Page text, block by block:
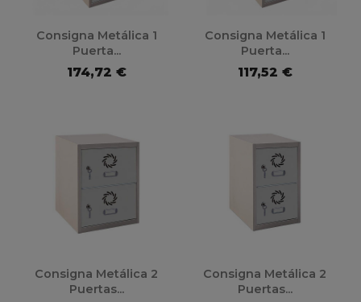
Consigna Metálica 1
Puerta...
174,72 €
Consigna Metálica 1
Puerta...
117,52 €
Consigna Metálica 2
Puertas...
Consigna Metálica 2
Puertas...